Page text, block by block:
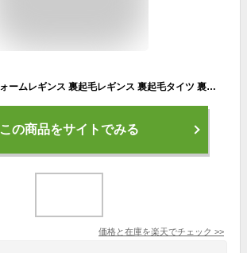
【楽天1位獲得】ウォームレギンス 裏起毛レギンス 裏起毛タイツ 裏起毛パンツ ヨガウェア スポーツウェア ゴルフウェア スポーツレギンス ランニングウェア ヨガパンツ スポーツスパッツ メンズ レディース 秋冬用 ボア 暖かい パンツ 厚い 防寒 あったかい スパッツ
この商品をサイトでみる
価格と在庫を楽天でチェック >>